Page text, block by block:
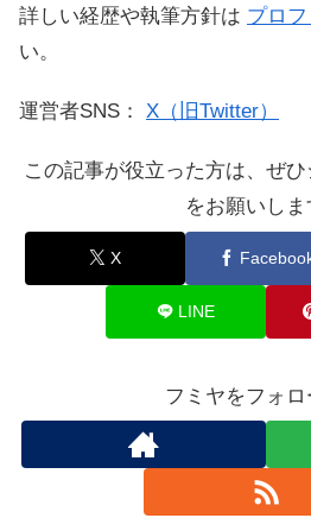
詳しい経歴や執筆方針は プロ
い。
運営者SNS： X（旧Twitter）
この記事が役立った方は、ぜ
をお願いしま
X
LINE
フミヤをフォロ